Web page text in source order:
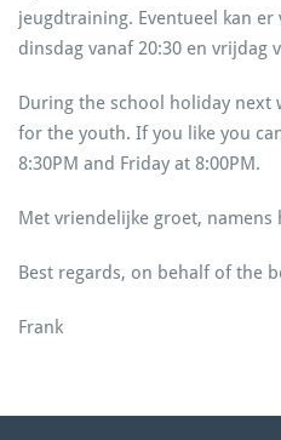
jeugdtraining. Eventueel kan
dinsdag vanaf 20:30 en vrijdag
During the school holiday next
for the youth. If you like you
8:30PM and Friday at 8:00PM.
Met vriendelijke groet, namens
Best regards, on behalf of the
Frank